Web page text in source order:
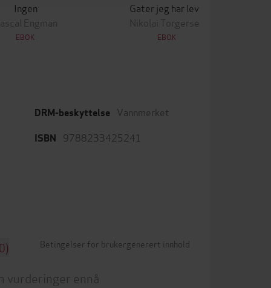
Ingen
Engman
EBOK
Gater jeg har levd
Nikolai Torgersen
EBOK
DRM-beskyttelse Vannmerket
ISBN 9788233425241
Betingelser for brukergenerert innhold
vurderinger ennå